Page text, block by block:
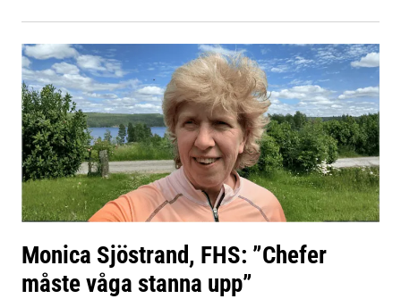
Monica Sjöstrand, FHS: ”Chefer
måste våga stanna upp”